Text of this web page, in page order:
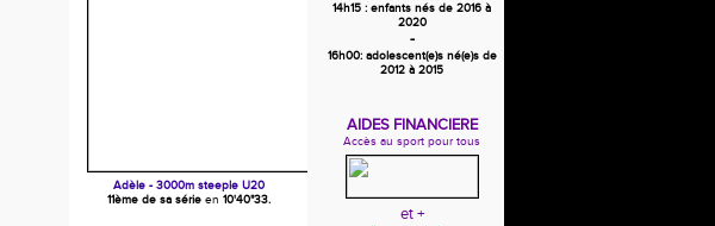
Adèle - 3000m steeple U20
11ème de sa sérieen 10'40"33.
14h15 : enfants nés de 2016 à
2020
-
16h00: adolescent(e)s né(e)s de
2012 à 2015
AIDES FINANCIERE
Accès au sport pour tous
et +